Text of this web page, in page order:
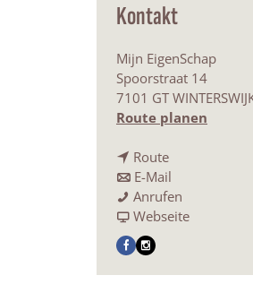
Kontakt
Mijn EigenSchap
Spoorstraat 14
7101 GT
Route planen
i
Routeb
i
s
M
n
E-Mail
i
s
j
Anrufen
i
E
Webseitea
i
F
a
I
n